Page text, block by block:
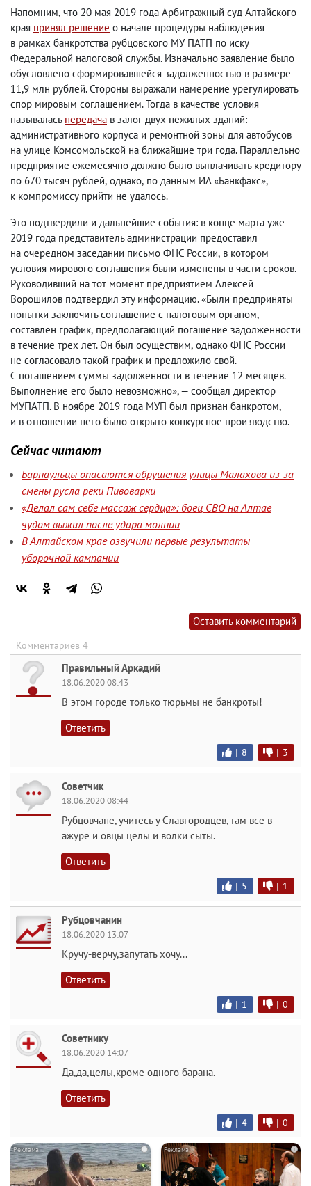
Напомним, что 20 мая 2019 года Арбитражный суд Алтайского
края принял решение о начале процедуры наблюдения
в рамках банкротства рубцовского МУ ПАТП по иску
Федеральной налоговой службы. Изначально заявление было
обусловлено сформировавшейся задолженностью в размере
11,9 млн рублей. Стороны выражали намерение урегулировать
спор мировым соглашением. Тогда в качестве условия
называлась передача в залог двух нежилых зданий:
административного корпуса и ремонтной зоны для автобусов
на улице Комсомольской на ближайшие три года. Параллельно
предприятие ежемесячно должно было выплачивать кредитору
по 670 тысяч рублей, однако, по данным ИА «Банкфакс»,
к компромиссу прийти не удалось.
Это подтвердили и дальнейшие события: в конце марта уже
2019 года представитель администрации предоставил
на очередном заседании письмо ФНС России, в котором
условия мирового соглашения были изменены в части сроков.
Руководивший на тот момент предприятием Алексей
Ворошилов подтвердил эту информацию. «Были предприняты
попытки заключить соглашение с налоговым органом,
составлен график, предполагающий погашение задолженности
в течение трех лет. Он был осуществим, однако ФНС России
не согласовало такой график и предложило свой.
С погашением суммы задолженности в течение 12 месяцев.
Выполнение его было невозможно», — сообщал директор
МУПАТП. В ноябре 2019 года МУП был признан банкротом,
и в отношении него было открыто конкурсное производство.
Сейчас читают
Барнаульцы опасаются обрушения улицы Малахова из-за
смены русла реки Пивоварки
«Делал сам себе массаж сердца»: боец СВО на Алтае
чудом выжил после удара молнии
В Алтайском крае озвучили первые результаты
уборочной кампании
Оставить комментарий
Комментариев 4
Правильный Аркадий
18.06.2020 08:43
В этом городе только тюрьмы не банкроты!
Ответить
| 8 | 3
Советчик
18.06.2020 08:44
Рубцовчане, учитесь у Славгородцев, там все в
ажуре и овцы целы и волки сыты.
Ответить
| 5 | 1
Рубцовчанин
18.06.2020 13:07
Кручу-верчу,запутать хочу...
Ответить
| 1 | 0
Советнику
18.06.2020 14:07
Да,да,целы,кроме одного барана.
Ответить
| 4 | 0
i i